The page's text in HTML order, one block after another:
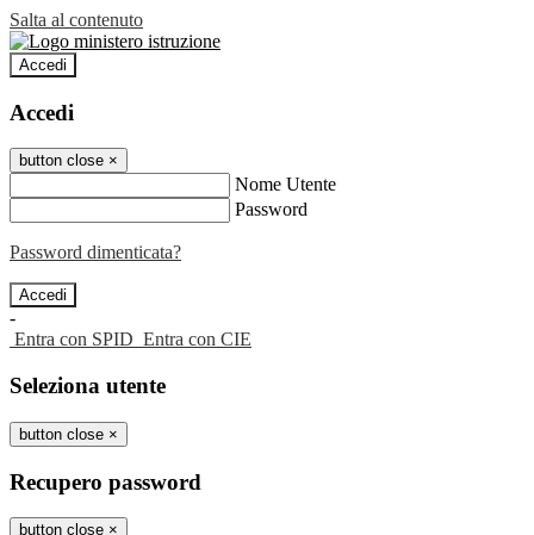
Salta al contenuto
Accedi
Accedi
button close ×
Nome Utente
Password
Password dimenticata?
-
Entra con SPID Entra con CIE
Seleziona utente
button close ×
Recupero password
button close ×